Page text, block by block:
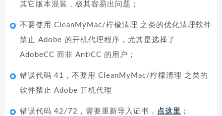
其它版本混装，极其容易出问题；
不要使用 CleanMyMac/柠檬清理 之类的优化清理软件
禁止 Adobe 的开机代理程序，尤其是选择了
AdobeCC 而非 AntiCC 的用户；
错误代码 41，不要用 CleanMyMac/柠檬清理 之类的
软件禁止 Adobe 开机代理
错误代码 42/72，需要重新导入证书， 点这里 ；